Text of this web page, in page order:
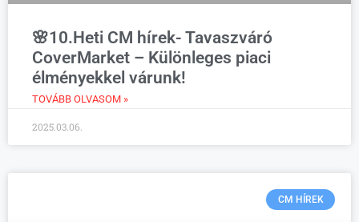
🌸10.Heti CM hírek- Tavaszváró
CoverMarket – Különleges piaci
élményekkel várunk!
TOVÁBB OLVASOM »
2025.03.06.
CM HÍREK